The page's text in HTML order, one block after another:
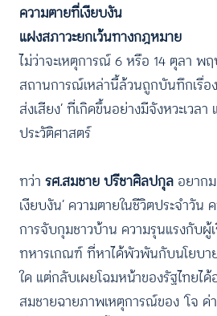
ความตายที่เงียบงัน
แฝงสภาวะยกเว้นทางกฎหมาย
ไม่ว่าจะเหตุการณ์ 6 หรือ 14 ตุลา พ
สถานการณ์เหล่านี้ล้วนถูกบันทึกเรื่อ
ส่งเสียง’ ที่เกิดขึ้นอย่างมีจังหวะเวล
ประวัติศาสตร์
ทว่า รศ.สมชาย ปรีชาศิลปกุล อยาก
เงียบงัน’ ความตายในชีวิตประจำวัน
การจับกุมชาวบ้าน ความรุนแรงกับผู้
ทหารเกณฑ์ ที่หาได้พัวพันกับนโยบา
ใด แต่กลับเผยโฉมหน้าของรัฐไทยได้
สมชายฉายภาพเหตุการณ์ของ ‘โจ ด่